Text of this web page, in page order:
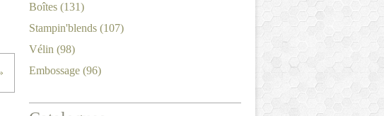
Boîtes (131)
Stampin'blends (107)
Vélin (98)
Embossage (96)